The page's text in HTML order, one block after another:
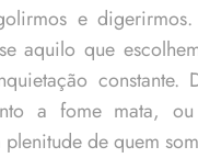
e
aquilo que
constante.
a fome mata,
plenitude de quem